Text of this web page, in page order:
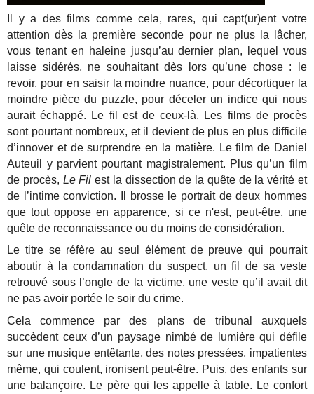
Il y a des films comme cela, rares, qui capt(ur)ent votre
attention dès la première seconde pour ne plus la lâcher,
vous tenant en haleine jusqu’au dernier plan, lequel vous
laisse sidérés, ne souhaitant dès lors qu’une chose : le
revoir, pour en saisir la moindre nuance, pour décortiquer la
moindre pièce du puzzle, pour déceler un indice qui nous
aurait échappé. Le fil est de ceux-là. Les films de procès
sont pourtant nombreux, et il devient de plus en plus difficile
d’innover et de surprendre en la matière. Le film de Daniel
Auteuil y parvient pourtant magistralement. Plus qu’un film
de procès, Le Fil est la dissection de la quête de la vérité et
de l’intime conviction. Il brosse le portrait de deux hommes
que tout oppose en apparence, si ce n'est, peut-être, une
quête de reconnaissance ou du moins de considération.
Le titre se réfère au seul élément de preuve qui pourrait
aboutir à la condamnation du suspect, un fil de sa veste
retrouvé sous l’ongle de la victime, une veste qu’il avait dit
ne pas avoir portée le soir du crime.
Cela commence par des plans de tribunal auxquels
succèdent ceux d’un paysage nimbé de lumière qui défile
sur une musique entêtante, des notes pressées, impatientes
même, qui coulent, ironisent peut-être. Puis, des enfants sur
une balançoire. Le père qui les appelle à table. Le confort